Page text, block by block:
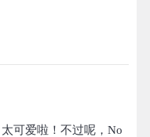
可爱啦！不过呢，No